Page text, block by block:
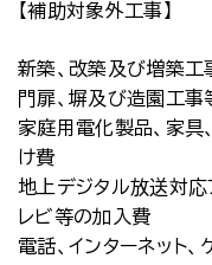
【補助対象外工事】
新築、改築及び増築工
門扉、塀及び造園工
家庭用電化製品、家具
け費
地上デジタル放送対
レビ等の加入費
電話、インターネット